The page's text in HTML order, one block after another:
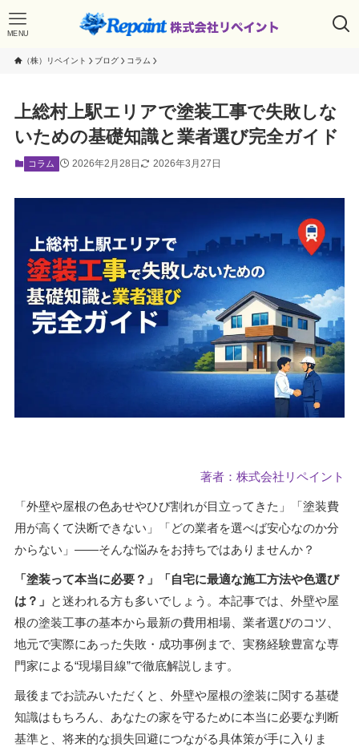
MENU
（株）リペイント ブログ コラム
上総村上駅エリアで塗装工事で失敗しな
いための基礎知識と業者選び完全ガイド
コラム 2026年2月28日 2026年3月27日
著者：株式会社リペイント
「外壁や屋根の色あせやひび割れが目立ってきた」「塗装費
用が高くて決断できない」「どの業者を選べば安心なのか分
からない」――そんな悩みをお持ちではありませんか？
「塗装って本当に必要？」「自宅に最適な施工方法や色選び
は？」 と迷われる方も多いでしょう。本記事では、外壁や屋
根の塗装工事の基本から最新の費用相場、業者選びのコツ、
地元で実際にあった失敗・成功事例まで、実務経験豊富な専
門家による“現場目線”で徹底解説します。
最後までお読みいただくと、外壁や屋根の塗装に関する基礎
知識はもちろん、あなたの家を守るために本当に必要な判断
基準と、将来的な損失回避につながる具体策が手に入りま